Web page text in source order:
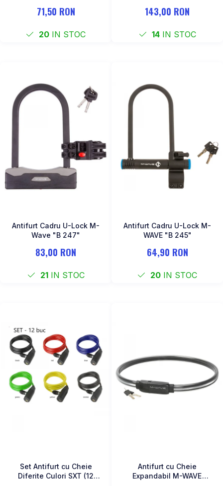
71,50 RON
20 IN STOC
143,00 RON
14IN STOC
Antifurt Cadru U-Lock M-
Wave "B 247"
83,00 RON
21IN STOC
Antifurt Cadru U-Lock M-
WAVE "B 245"
64,90 RON
20 IN STOC
Set Antifurt cu Cheie
Diferite Culori SXT (12
Antifurt cu Cheie
Expandabil M-WAVE